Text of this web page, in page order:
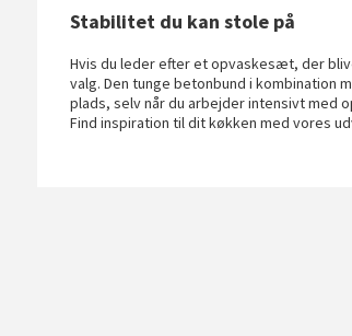
Stabilitet du kan stole på
Hvis du leder efter et opvaskesæt, der
valg. Den tunge betonbund i
plads, selv når du arbejder intensivt med
Find inspiration til dit køkken med vores